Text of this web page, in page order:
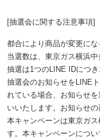
[抽選会に関する注意事項]
都合により商品が変更にな
当選数は、東京ガス横浜
抽選は1つのLINE IDにつき
抽選会のお知らせをLINE
れている場合、お知らせ
いいたします。お知らせの
本キャンペーンは東京ガ
す。本キャンペーンにつ